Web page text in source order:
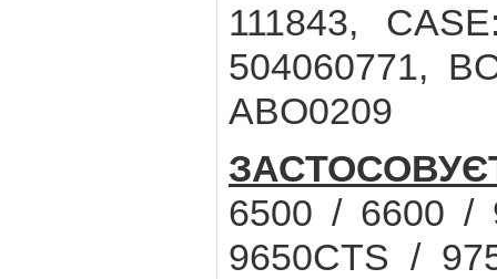
111843,
504060771,
ABO0209
6500 / 6600 /
9650CTS /